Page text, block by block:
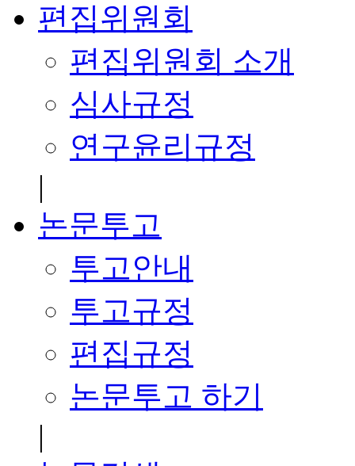
편집위원회
편집위원회 소개
심사규정
연구윤리규정
|
논문투고
투고안내
투고규정
편집규정
논문투고 하기
|